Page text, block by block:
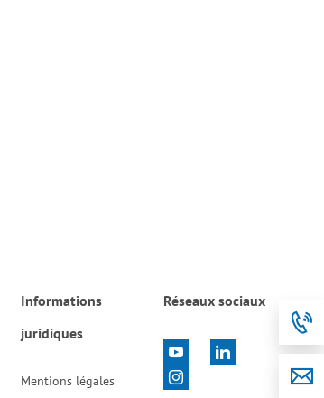
Informations
juridiques
Mentions légales
Réseaux sociaux